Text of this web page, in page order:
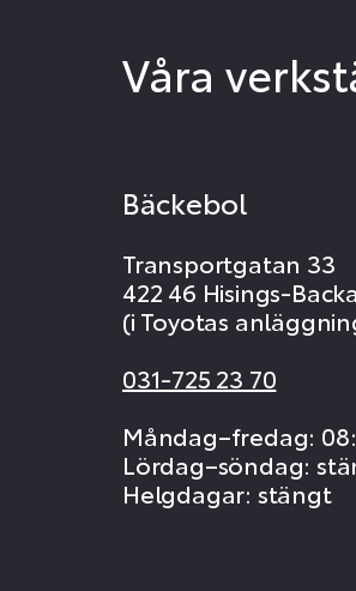
Våra
Bäckebol
Transportgatan 33
422 46 Hisings-Backa
(i Toyotas
031-725 23 70
Måndag–fredag:
Lördag–söndag:
Helgdagar: stängt